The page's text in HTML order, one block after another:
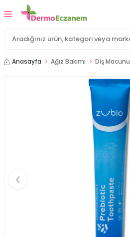
Anasayfa Ağız Bakımı Diş Macunu